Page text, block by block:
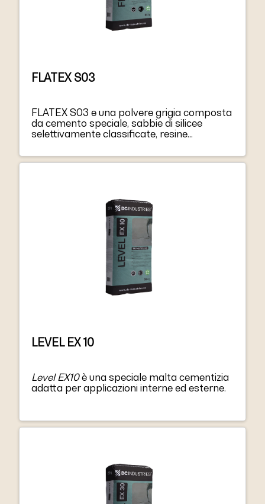
FLATEX S03
FLATEX S03 e una polvere grigia composta
da cemento speciale, sabbie di silicee
selettivamente classificate, resine
asciugatura rapida. FLATEX S03 mescolato
con acqua forma una pasta tissotropica
mm di spessore per strato.
LEVEL EX 10
Level EX10è una speciale malta cementizia
adatta per applicazioni interne ed esterne.